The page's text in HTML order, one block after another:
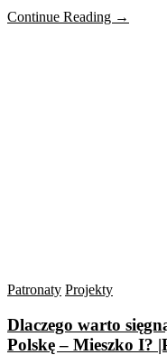
Continue Reading →
Patronaty Projekty
Dlaczego warto
Polskę – Mieszko I?